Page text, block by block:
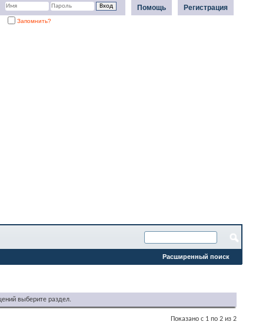
Регистрация
Помощь
Запомнить?
Расширенный поиск
выберите раздел.
Показано с 1 по 2 из 2